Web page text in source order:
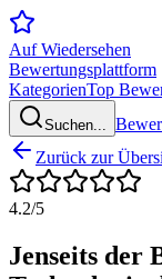
Auf Wiedersehen
Bewertungsplattform
KategorienTop
Suchen...
Zurück zur
4.2/5
Jenseits der